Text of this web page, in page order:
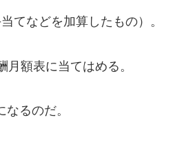
てなどを加算したもの）。
額表に当てはめる。
るのだ。